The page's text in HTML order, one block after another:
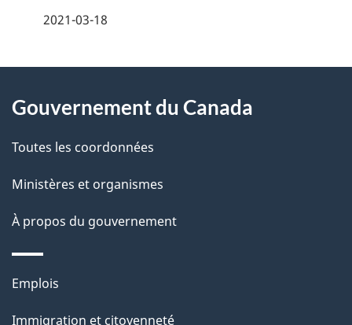
i
l
s
d
e
l
2021-03-18
propos
de
ce
site
Gouvernement du Canada
Toutes les coordonnées
Ministères et organismes
À propos du gouvernement
Thèmes
Emplois
Immigration et citoyenneté